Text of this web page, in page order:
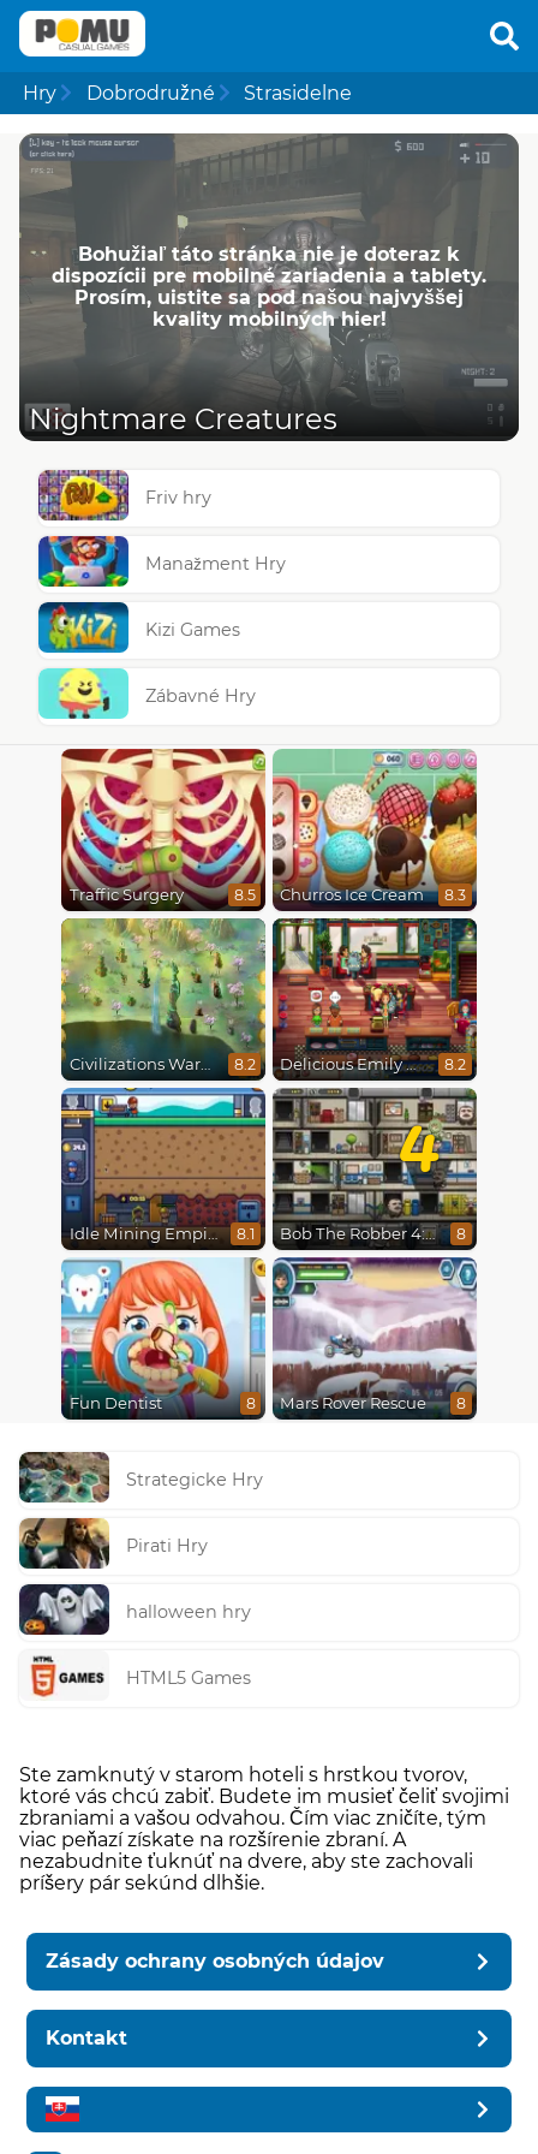
Hry Dobrodružné Strasidelne
Bohužiaľ táto stránka nie je doteraz k
dispozícii pre mobilné zariadenia a tablety.
Prosím, uistite sa pod našou najvyššej
kvality mobilných hier!
Nightmare Creatures
Friv hry
Manažment Hry
Kizi Games
Zábavné Hry
Traffic Surgery 8.5 Churros Ice Cream 8.3
Civilizations Wars Master Edition 8.2 Delicious Emily New Beginning 8.2
Idle Mining Empire 8.1
4
Bob The Robber 4: Season 2 Russia 8
Fun Dentist 8 Mars Rover Rescue 8
Strategicke Hry
Pirati Hry
halloween hry
HTML5 Games
Ste zamknutý v starom hoteli s hrstkou tvorov,
ktoré vás chcú zabiť. Budete im musieť čeliť svojimi
zbraniami a vašou odvahou. Čím viac zničíte, tým
viac peňazí získate na rozšírenie zbraní. A
nezabudnite ťuknúť na dvere, aby ste zachovali
príšery pár sekúnd dlhšie.
Zásady ochrany osobných údajov
Kontakt